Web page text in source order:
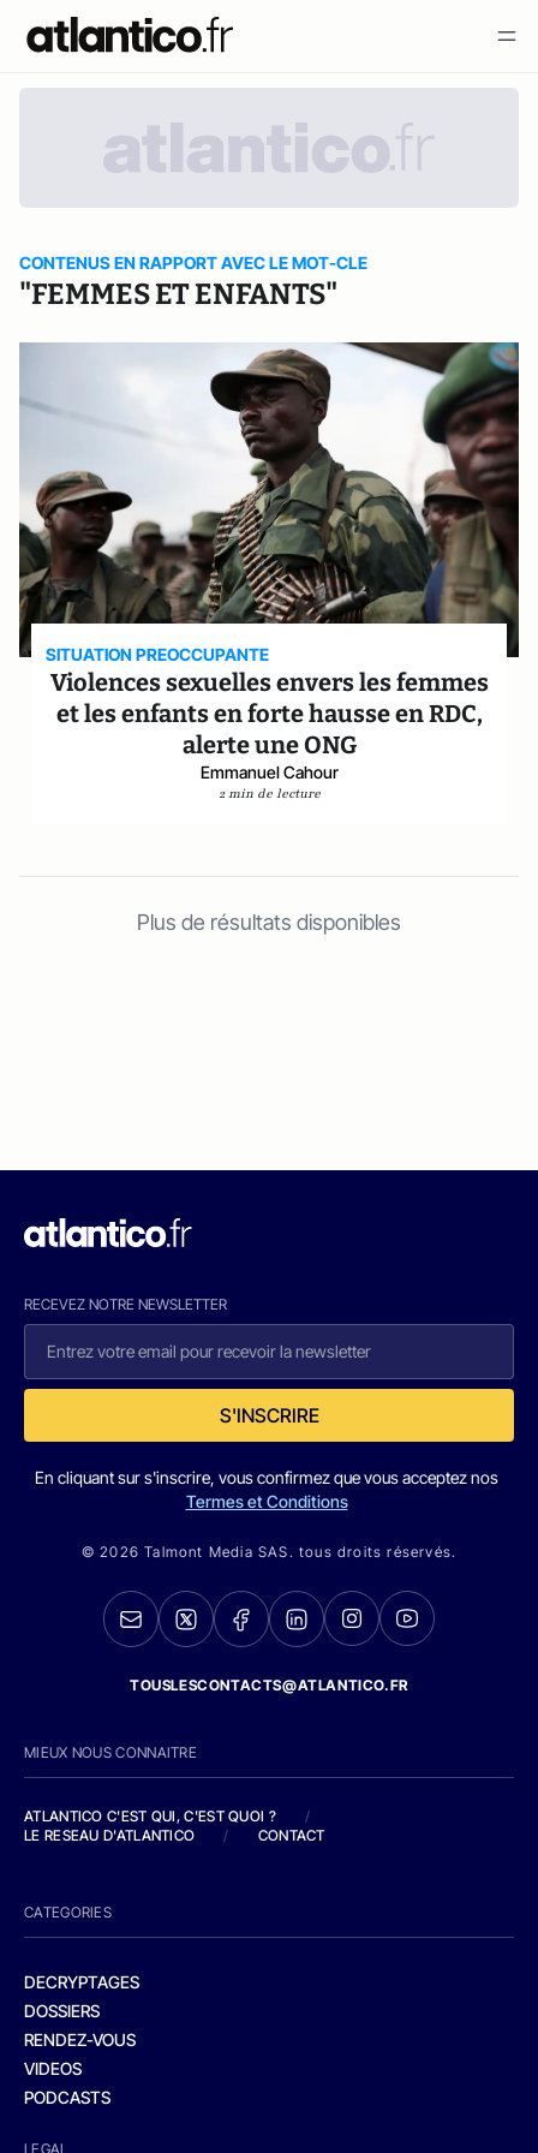
CONTENUS EN RAPPORT AVEC LE MOT-CLE
"FEMMES ET ENFANTS"
SITUATION PREOCCUPANTE
Violences sexuelles envers les femmes
et les enfants en forte hausse en RDC,
alerte une ONG
Emmanuel Cahour
2 min de lecture
Plus de résultats disponibles
RECEVEZ NOTRE NEWSLETTER
S'INSCRIRE
En cliquant sur s'inscrire, vous confirmez que vous acceptez nos
Termes et Conditions
© 2026 Talmont Media SAS. tous droits réservés.
TOUSLESCONTACTS@ATLANTICO.FR
MIEUX NOUS CONNAITRE
ATLANTICO C'EST QUI, C'EST QUOI ?
/
LE RESEAU D'ATLANTICO
/ CONTACT
CATEGORIES
DECRYPTAGES
DOSSIERS
RENDEZ-VOUS
VIDEOS
PODCASTS
LEGAL